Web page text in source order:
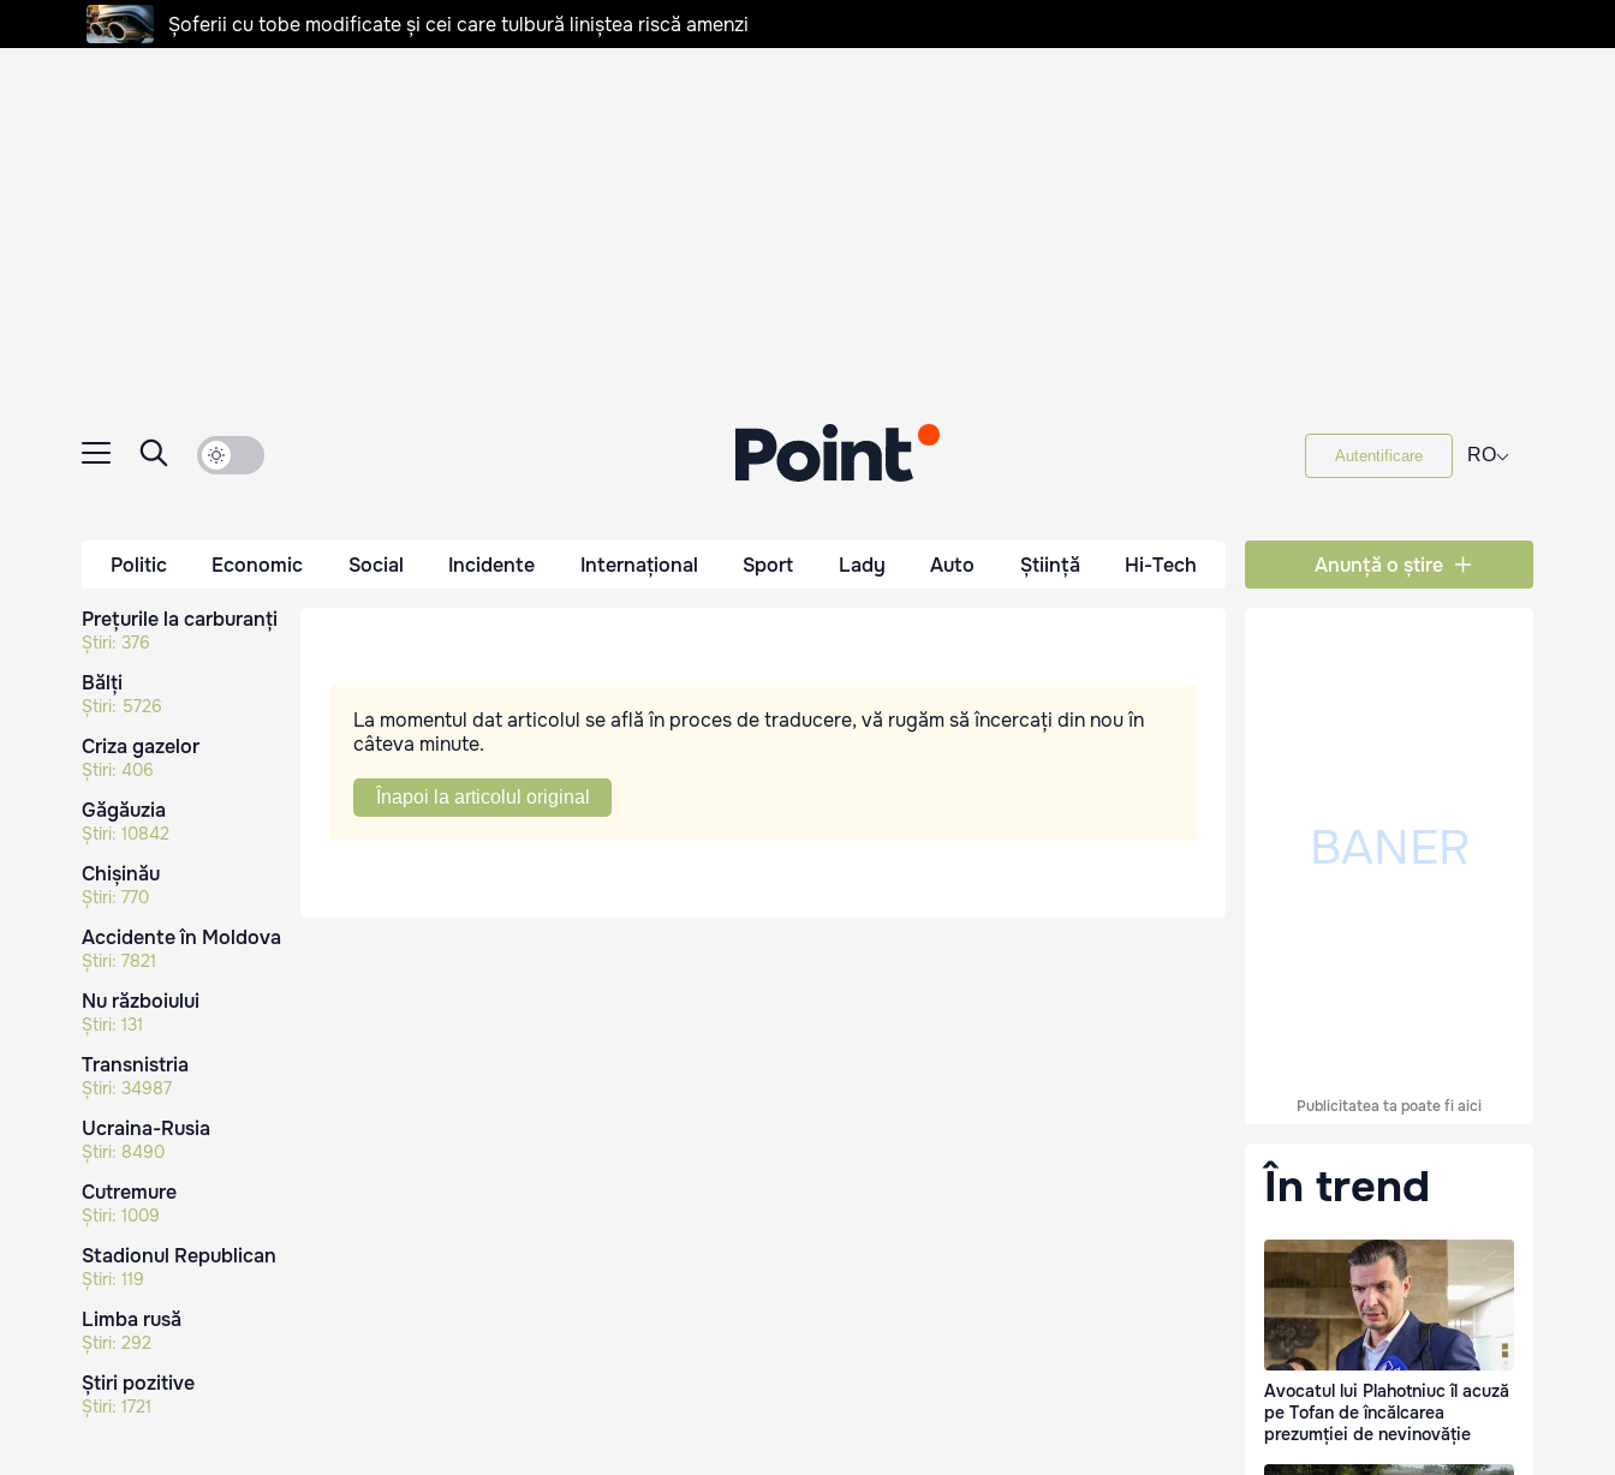
Șoferii cu tobe modificate și cei care tulbură liniștea riscă amenzi
Autentificare RO⌵
Politic Economic Social Incidente Internațional Sport Lady Auto Știință Hi-Tech Anunță o știre
Prețurile la carburanți
Știri: 376
Bălți
Știri: 5726
Criza gazelor
Știri: 406
Găgăuzia
Știri: 10842
Chișinău
Știri: 770
Accidente în Moldova
Știri: 7821
Nu războiului
Știri: 131
Transnistria
Știri: 34987
Ucraina-Rusia
Știri: 8490
Cutremure
Știri: 1009
Stadionul Republican
Știri: 119
Limba rusă
Știri: 292
Știri pozitive
Știri: 1721
La momentul dat articolul se află în proces de traducere, vă rugăm să încercați din nou în
câteva minute.
Înapoi la articolul original
Publicitatea ta poate fi aici
În trend
Avocatul lui Plahotniuc îl acuză
pe Tofan de încălcarea
prezumției de nevinovăție